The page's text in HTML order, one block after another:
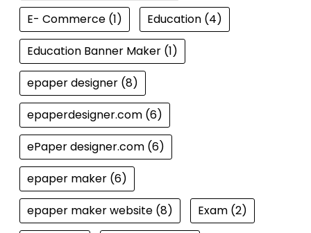
E- Commerce(1) Education(4)
Education Banner Maker(1)
epaper designer(8)
epaperdesigner.com(6)
ePaper designer.com(6)
epaper maker(6)
epaper maker website(8) Exam(2)